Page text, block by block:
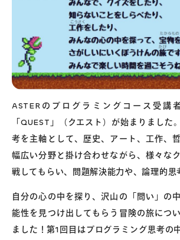
コラム・読み物
ASTERのプログラミングコース受講
「QUEST」（クエスト）が始まりました
考を主軸として、歴史、アート、工作、
幅広い分野と掛け合わせながら、様々な
戦してもらい、問題解決能力や、論理的思
自分の心の中を探り、沢山の「問い」の
能性を見つけ出してもらう冒険の旅につ
ました！第1回目はプログラミング思考の